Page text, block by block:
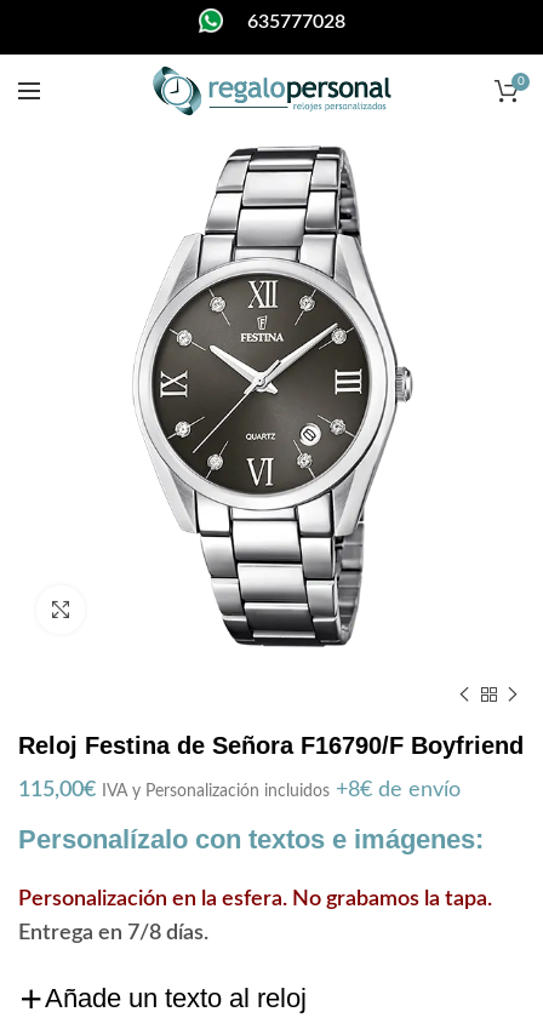
635777028
0
Reloj Festina de Señora F16790/F Boyfriend
115,00€ IVA y Personalización incluidos +8€ de envío
Personalízalo con textos e imágenes:
Personalización en la esfera. No grabamos la tapa.
Entrega en 7/8 días.
Añade un texto al reloj